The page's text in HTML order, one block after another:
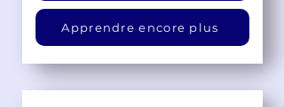
Apprendre encore plus